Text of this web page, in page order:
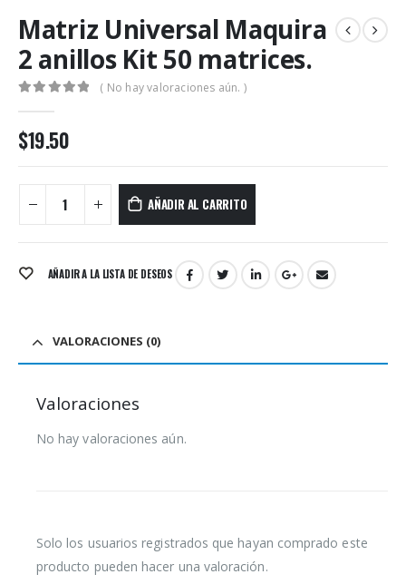
Matriz Universal Maquira
2 anillos Kit 50 matrices.
( No hay valoraciones aún. )
$19.50
AÑADIR AL CARRITO
AÑADIR A LA LISTA DE DESEOS
VALORACIONES (0)
Valoraciones
No hay valoraciones aún.
Solo los usuarios registrados que hayan comprado este
producto pueden hacer una valoración.